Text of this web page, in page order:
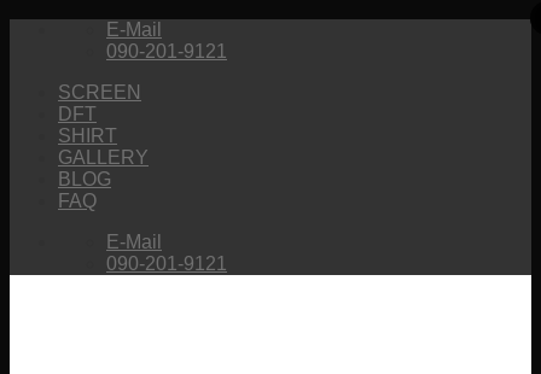
E-Mail
090-201-9121
SCREEN
DFT
SHIRT
GALLERY
BLOG
FAQ
E-Mail
090-201-9121